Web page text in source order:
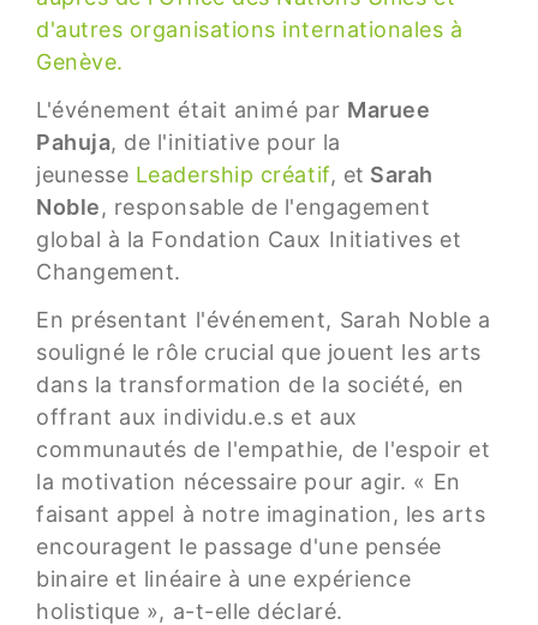
d'autres organisations internationales à
Genève.
L'événement était animé par Maruee
Pahuja, de l'initiative pour la
jeunesse Leadership créatif, et Sarah
Noble, responsable de l'engagement
global à la Fondation Caux Initiatives et
Changement.
En présentant l'événement, Sarah Noble a
souligné le rôle crucial que jouent les arts
dans la transformation de la société, en
offrant aux individu.e.s et aux
communautés de l'empathie, de l'espoir et
la motivation nécessaire pour agir. « En
faisant appel à notre imagination, les arts
encouragent le passage d'une pensée
binaire et linéaire à une expérience
holistique », a-t-elle déclaré.